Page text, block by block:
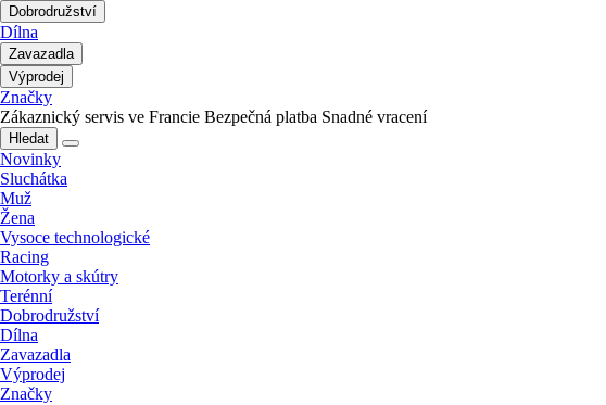
Dobrodružství
Dílna
Zavazadla
Výprodej
Značky
Zákaznický servis ve Francie Bezpečná platba Snadné vracení
Hledat
Novinky
Sluchátka
Muž
Žena
Vysoce technologické
Racing
Motorky a skútry
Terénní
Dobrodružství
Dílna
Zavazadla
Výprodej
Značky